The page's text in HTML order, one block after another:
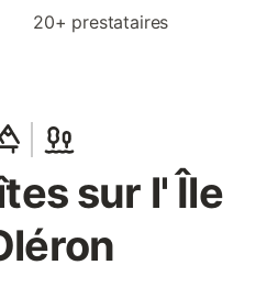
20+ prestataires
sur l' Île